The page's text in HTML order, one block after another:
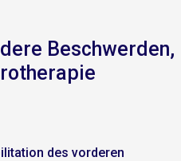
Beschwerden,
des vorderen